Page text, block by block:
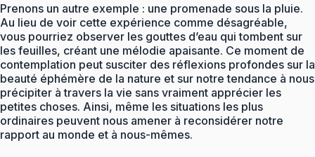
Prenons un autre exemple : une promenade sous la pluie.
Au lieu de voir cette expérience comme désagréable,
vous pourriez observer les gouttes d’eau qui tombent sur
les feuilles, créant une mélodie apaisante. Ce moment de
contemplation peut susciter des réflexions profondes sur la
beauté éphémère de la nature et sur notre tendance à nous
précipiter à travers la vie sans vraiment apprécier les
petites choses. Ainsi, même les situations les plus
ordinaires peuvent nous amener à reconsidérer notre
rapport au monde et à nous-mêmes.